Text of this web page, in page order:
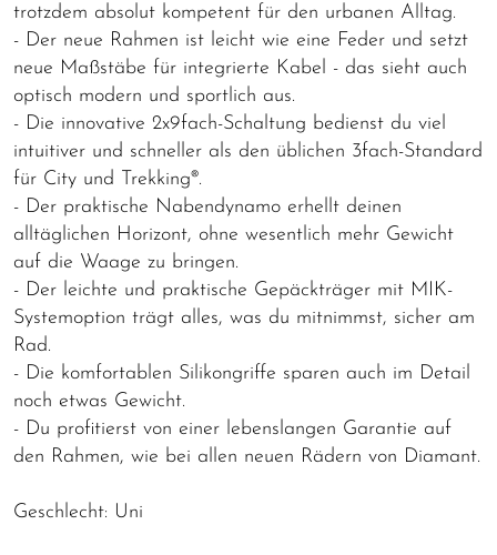
trotzdem absolut kompetent für den urbanen Alltag.
- Der neue Rahmen ist leicht wie eine Feder und setzt
neue Maßstäbe für integrierte Kabel - das sieht auch
optisch modern und sportlich aus.
- Die innovative 2x9fach-Schaltung bedienst du viel
intuitiver und schneller als den üblichen 3fach-Standard
für City und Trekking®.
- Der praktische Nabendynamo erhellt deinen
alltäglichen Horizont, ohne wesentlich mehr Gewicht
auf die Waage zu bringen.
- Der leichte und praktische Gepäckträger mit MIK-
Systemoption trägt alles, was du mitnimmst, sicher am
Rad.
- Die komfortablen Silikongriffe sparen auch im Detail
noch etwas Gewicht.
- Du profitierst von einer lebenslangen Garantie auf
den Rahmen, wie bei allen neuen Rädern von Diamant.
Geschlecht: Uni